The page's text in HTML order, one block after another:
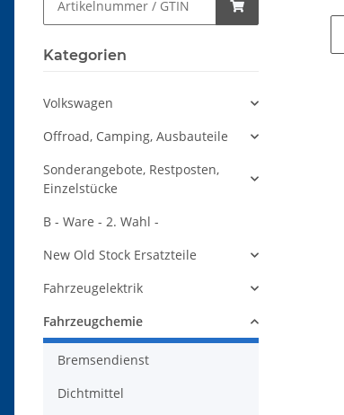
Kategorien
Volkswagen
Offroad, Camping, Ausbauteile
Sonderangebote, Restposten,
Einzelstücke
B - Ware - 2. Wahl -
New Old Stock Ersatzteile
Fahrzeugelektrik
Fahrzeugchemie
Bremsendienst
Dichtmittel